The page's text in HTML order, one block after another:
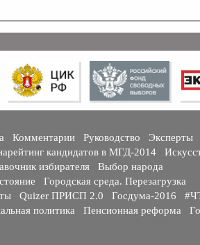
Комментарии Руководство
Эксперты
кандидатов в МГД-2014
избирателя
Выбор народа
Городская среда. Перезагрузка
Quizer ПРИСП 2.0 Госдума-2016
политика Пенсионная реформа